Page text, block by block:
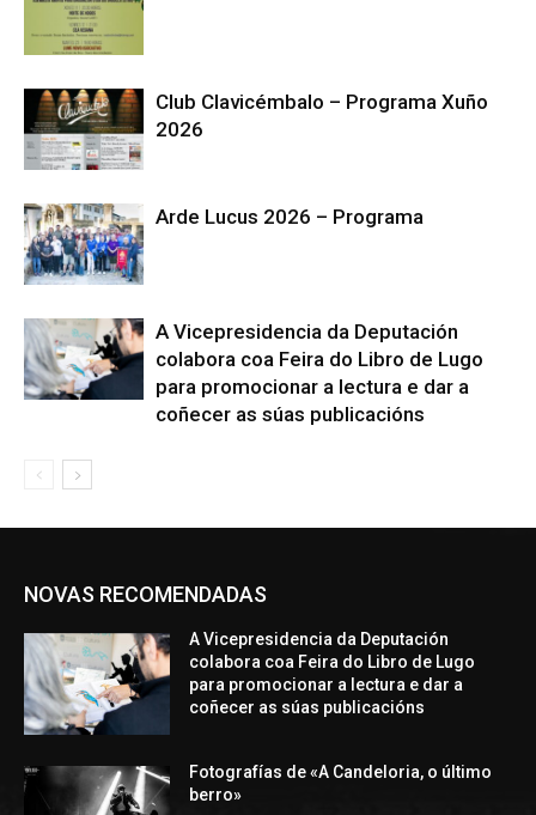
Club Clavicémbalo – Programa Xuño
2026
Arde Lucus 2026 – Programa
A Vicepresidencia da Deputación
colabora coa Feira do Libro de Lugo
para promocionar a lectura e dar a
coñecer as súas publicacións
NOVAS RECOMENDADAS
A Vicepresidencia da Deputación
colabora coa Feira do Libro de Lugo
para promocionar a lectura e dar a
coñecer as súas publicacións
Fotografías de «A Candeloria, o último
berro»